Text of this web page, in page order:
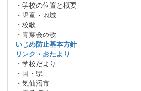
・学校の位置と概要
・児童・地域
・校歌
・青葉会の歌
いじめ防止基本方針
リンク・おたより
・学校だより
・国・県
・気仙沼市